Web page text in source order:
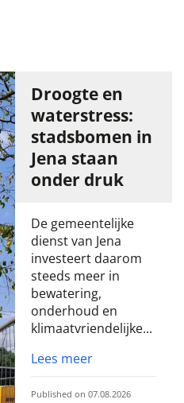
Droogte en
waterstress:
stadsbomen in
Jena staan
onder druk
De gemeentelijke
dienst van Jena
investeert daarom
steeds meer in
bewatering,
onderhoud en
klimaatvriendelijke...
Lees meer
Published on 07.08.2026